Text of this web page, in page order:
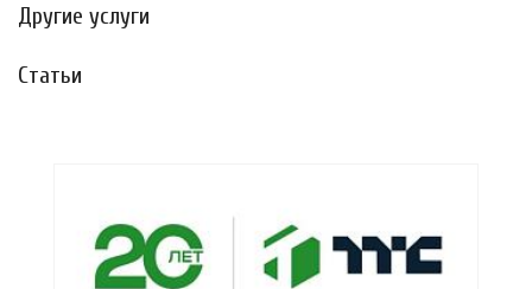
Другие услуги
Статьи